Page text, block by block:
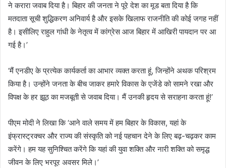
ने करारा जवाब दिया है। बिहार की जनता ने पूरे देश का मूड बता दिया है कि
मतदाता सूची शुद्धिकरण अनिवार्य है और इसके खिलाफ राजनीति की कोई जगह नहीं
है। इसीलिए राहुल गांधी के नेतृत्व में कांग्रेस आज बिहार में आखिरी पायदान पर आ
गई है।’
‘मैं एनडीए के प्रत्येक कार्यकर्ता का आभार व्यक्त करता हूं, जिन्होंने अथक परिश्रम
किया है। उन्होंने जनता के बीच जाकर हमारे विकास के एजेंडे को सामने रखा और
विपक्ष के हर झूठ का मजबूती से जवाब दिया। मैं उनकी हृदय से सराहना करता हूं!’
पीएम मोदी ने लिखा कि ‘आने वाले समय में हम बिहार के विकास, यहां के
इंफ्रास्ट्रक्चर और राज्य की संस्कृति को नई पहचान देने के लिए बढ़-चढ़कर काम
करेंगे। हम यह सुनिश्चित करेंगे कि यहां की युवा शक्ति और नारी शक्ति को समृद्ध
जीवन के लिए भरपूर अवसर मिले।’